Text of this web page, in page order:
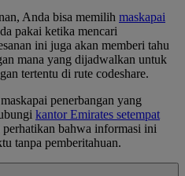
Anda bisa memilih maskapai
pakai ketika mencari
ini juga akan memberi tahu
mana yang dijadwalkan untuk
tertentu di rute codeshare.
penerbangan yang
kantor Emirates setempat
bahwa informasi ini
tanpa pemberitahuan.